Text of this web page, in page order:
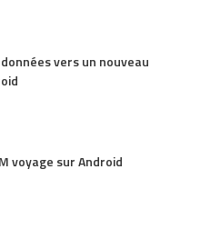
vers un nouveau
voyage sur Android